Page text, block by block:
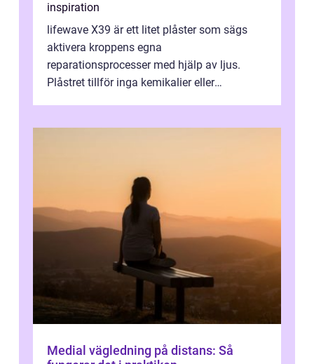
inspiration
lifewave X39 är ett litet plåster som sägs
aktivera kroppens egna
reparationsprocesser med hjälp av ljus.
Plåstret tillför inga kemikalier eller
Medial vägledning på distans: Så